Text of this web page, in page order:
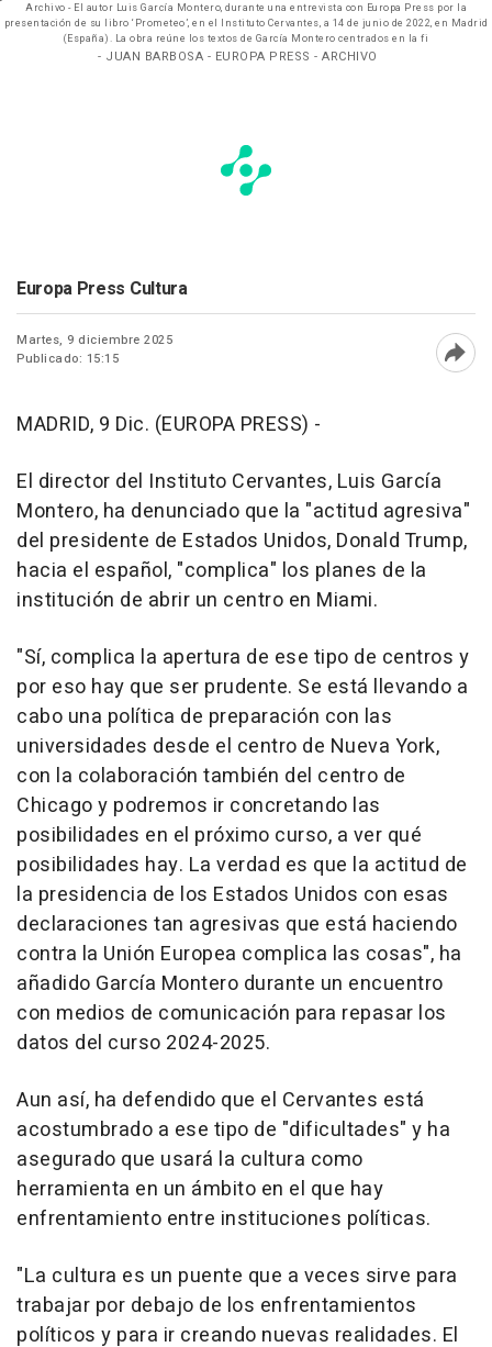
Archivo - El autor Luis García Montero, durante una entrevista con Europa Press por la
presentación de su libro ‘Prometeo’, en el Instituto Cervantes, a 14 de junio de 2022, en Madrid
(España). La obra reúne los textos de García Montero centrados en la fi
- JUAN BARBOSA - EUROPA PRESS - ARCHIVO
Europa Press Cultura
Martes, 9 diciembre 2025
Publicado: 15:15
MADRID, 9 Dic. (EUROPA PRESS) -
El director del Instituto Cervantes, Luis García
Montero, ha denunciado que la "actitud agresiva"
del presidente de Estados Unidos, Donald Trump,
hacia el español, "complica" los planes de la
institución de abrir un centro en Miami.
"Sí, complica la apertura de ese tipo de centros y
por eso hay que ser prudente. Se está llevando a
cabo una política de preparación con las
universidades desde el centro de Nueva York,
con la colaboración también del centro de
Chicago y podremos ir concretando las
posibilidades en el próximo curso, a ver qué
posibilidades hay. La verdad es que la actitud de
la presidencia de los Estados Unidos con esas
declaraciones tan agresivas que está haciendo
contra la Unión Europea complica las cosas", ha
añadido García Montero durante un encuentro
con medios de comunicación para repasar los
datos del curso 2024-2025.
Aun así, ha defendido que el Cervantes está
acostumbrado a ese tipo de "dificultades" y ha
asegurado que usará la cultura como
herramienta en un ámbito en el que hay
enfrentamiento entre instituciones políticas.
"La cultura es un puente que a veces sirve para
trabajar por debajo de los enfrentamientos
políticos y para ir creando nuevas realidades. El